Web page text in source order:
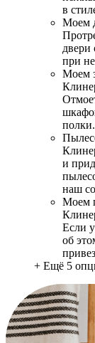
в
Моем
двери
при
Моем
полки.
и
наш
Моем
Если
об
+ Ещё 5